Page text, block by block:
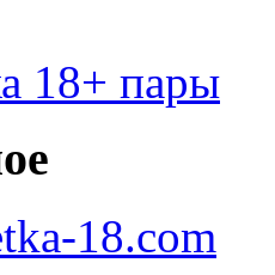
18+ пары
18.com